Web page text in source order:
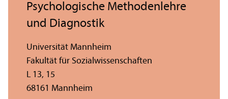
Psychologische Methodenlehre
und Diagnostik
Universität Mannheim
Fakultät für Sozial­wissenschaften
L 13, 15
68161 Mannheim